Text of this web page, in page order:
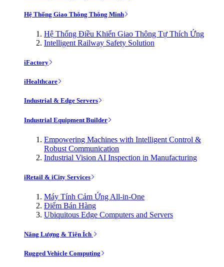
Hệ Thống Giao Thông Thông Minh
Hệ Thống Điều Khiển Giao Thông Tự Thích Ứng
Intelligent Railway Safety Solution
iFactory
iHealthcare
Industrial & Edge Servers
Industrial Equipment Builder
Empowering Machines with Intelligent Control &
Robust Communication
Industrial Vision AI Inspection in Manufacturing
iRetail & iCity Services
Máy Tính Cảm Ứng All-in-One
Điểm Bán Hàng
Ubiquitous Edge Computers and Servers
Năng Lượng & Tiện Ích
Rugged Vehicle Computing